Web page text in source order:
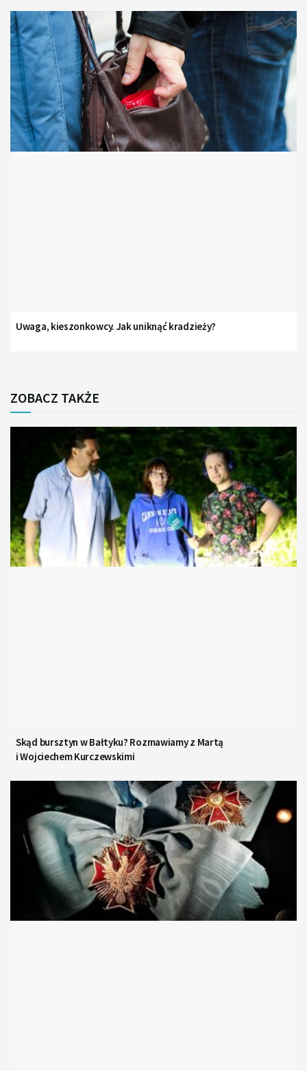
Uwaga, kieszonkowcy. Jak uniknąć kradzieży?
ZOBACZ TAKŻE
Skąd bursztyn w Bałtyku? Rozmawiamy z Martą
i Wojciechem Kurczewskimi